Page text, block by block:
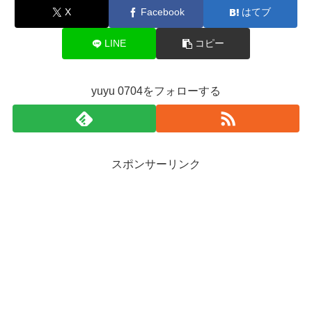
X Facebook はてブ
LINE コピー
yuyu 0704をフォローする
スポンサーリンク